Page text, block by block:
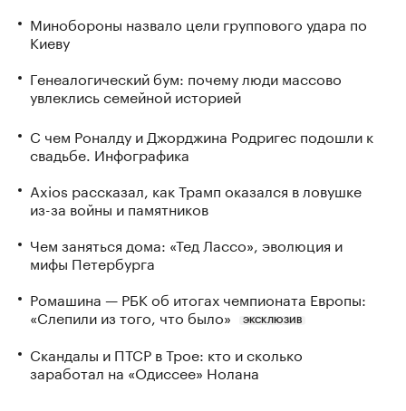
Минобороны назвало цели группового удара по
Киеву
Генеалогический бум: почему люди массово
увлеклись семейной историей
С чем Роналду и Джорджина Родригес подошли к
свадьбе. Инфографика
Axios рассказал, как Трамп оказался в ловушке
из-за войны и памятников
Чем заняться дома: «Тед Лассо», эволюция и
мифы Петербурга
Ромашина — РБК об итогах чемпионата Европы:
«Слепили из того, что было»
ЭКСКЛЮЗИВ
Скандалы и ПТСР в Трое: кто и сколько
заработал на «Одиссее» Нолана